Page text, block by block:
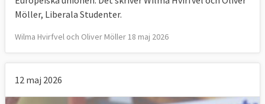
Möller, Liberala Studenter.
Wilma Hvirfvel och Oliver Möller 18 maj 2026
12 maj 2026